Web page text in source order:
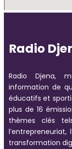
Radio
Radio Djena,
information de
éducatifs et
plus de 16
thèmes clés
transformation